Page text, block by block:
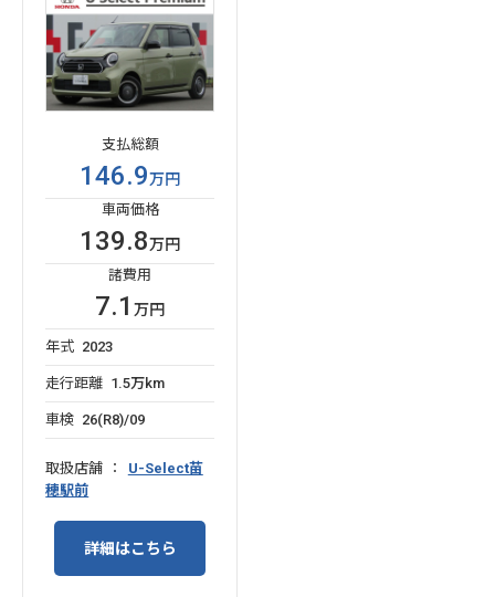
支払総額
146.9万円
車両価格
139.8万円
諸費用
7.1万円
年式 2023
走行距離 1.5万km
車検 26(R8)/09
取扱店舗
U-Select苗
穂駅前
詳細はこちら